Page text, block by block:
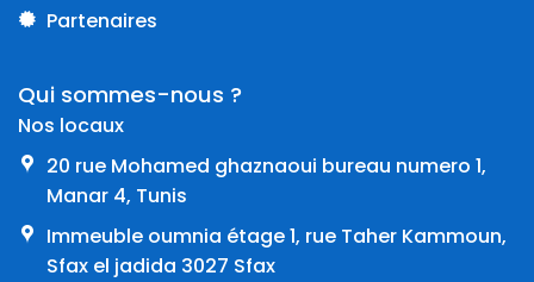
Partenaires
Qui sommes-nous ?
Nos locaux
20 rue Mohamed ghaznaoui bureau numero 1,
Manar 4, Tunis
Immeuble oumnia étage 1, rue Taher Kammoun,
Sfax el jadida 3027 Sfax